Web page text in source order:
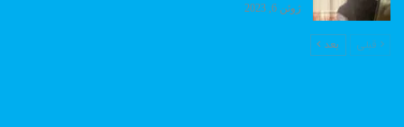
ژوئن 6, 2023
قبلی بعد